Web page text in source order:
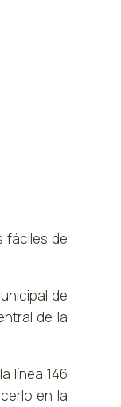
fáciles de
de
de la
línea 146
en la